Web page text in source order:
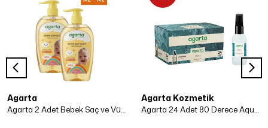
Agarta
Agarta 2 Adet Bebek Saç ve Vücut Şampuanı 500 Ml x 2 Adet
Agarta Kozmetik
Agarta 24 Adet 80 Derece Aqua Kolonya 50 ml